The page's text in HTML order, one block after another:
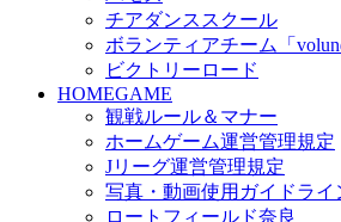
観戦ルール＆マナー
FANCOMMUNITY
2026/27ファンコミュニティ
サポートショップ
GOODS
オフィシャルストア（実店
オンラインストア
ACADEMY
アカデミーについて
チアダンススクール
ボランティアチーム「
ビクトリーロード
HOMEGAME
観戦ルール＆マナー
ホームゲーム運営管理規定
Jリーグ運営管理規定
写真・動画使用ガイドライ
ロートフィールド奈良